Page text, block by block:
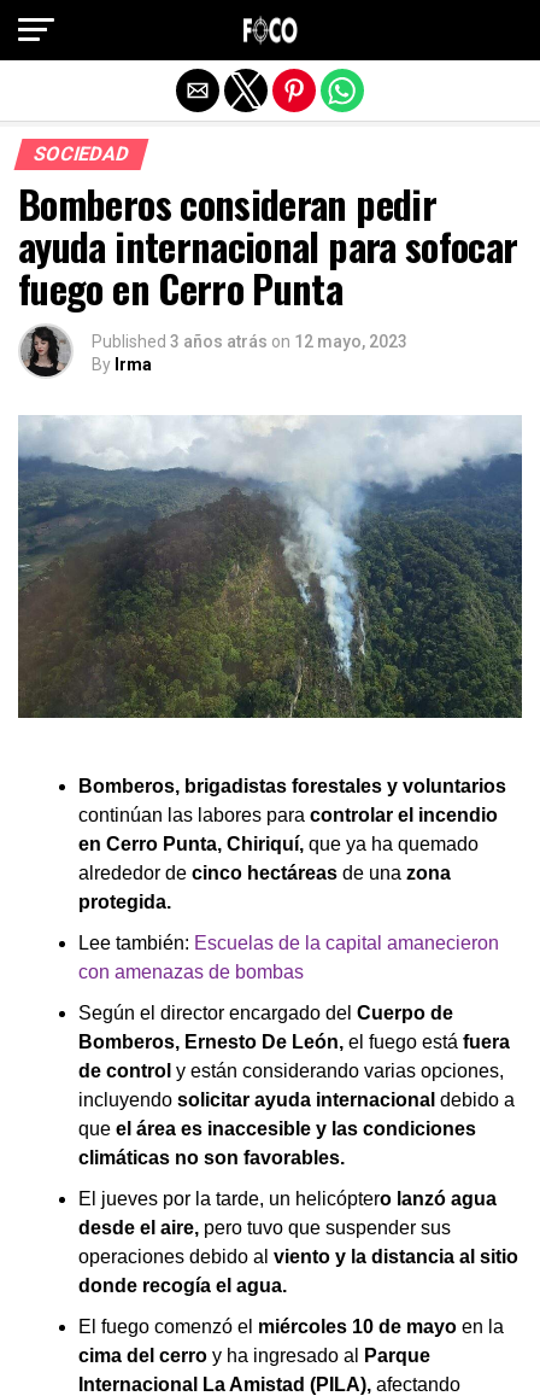
SOCIEDAD
Bomberos consideran pedir
ayuda internacional para sofocar
fuego en Cerro Punta
Published 3 años atrás on 12 mayo, 2023
By Irma
Bomberos, brigadistas forestales y voluntarios
continúan las labores para controlar el incendio
en Cerro Punta, Chiriquí, que ya ha quemado
alrededor de cinco hectáreas de una zona
protegida.
Lee también: Escuelas de la capital amanecieron
con amenazas de bombas
Según el director encargado del Cuerpo de
Bomberos, Ernesto De León, el fuego está fuera
de control y están considerando varias opciones,
incluyendo solicitar ayuda internacional debido a
que el área es inaccesible y las condiciones
climáticas no son favorables.
El jueves por la tarde, un helicóptero lanzó agua
desde el aire, pero tuvo que suspender sus
operaciones debido al viento y la distancia al sitio
donde recogía el agua.
El fuego comenzó el miércoles 10 de mayo en la
cima del cerro y ha ingresado al
Parque
Internacional La Amistad (PILA), afectando
Salir de la versión móvil